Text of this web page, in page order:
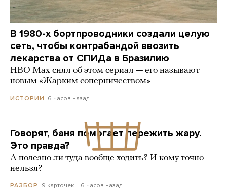
В 1980-х бортпроводники создали целую
сеть, чтобы контрабандой ввозить
лекарства от СПИДа в Бразилию
HBO Max снял об этом сериал — его называют
новым «Жарким соперничеством»
ИСТОРИИ 6 часов назад
Говорят, баня помогает пережить жару.
Это правда?
А полезно ли туда вообще ходить? И кому точно
нельзя?
РАЗБОР 9 карточек 6 часов назад